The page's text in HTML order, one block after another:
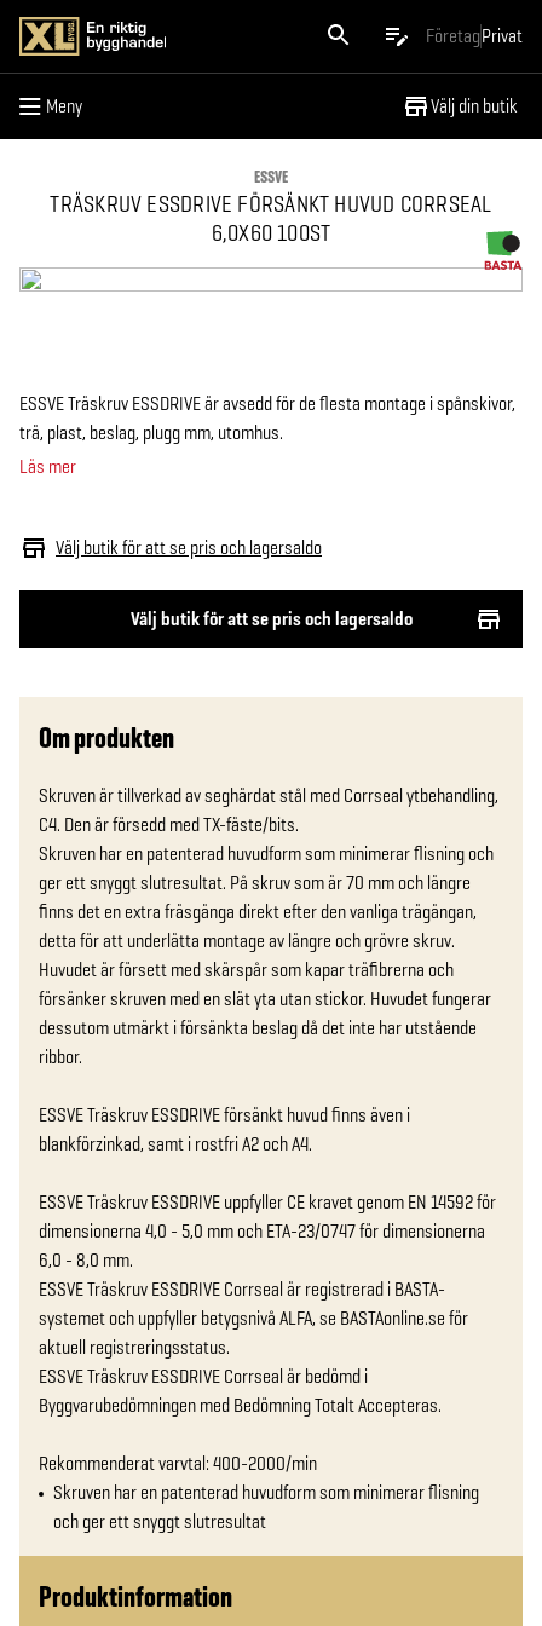
FöretagPrivat
Meny Välj din butik
Meny
ESSVE
TRÄSKRUV ESSDRIVE FÖRSÄNKT HUVUD CORRSEAL
6,0X60 100ST
Välj butik för att se pris och lagersaldo
Välj butik för att se pris och lagersaldo
ESSVE Träskruv ESSDRIVE är avsedd för de flesta montage i spånskivor,
trä, plast, beslag, plugg mm, utomhus.
Läs mer
Om produkten
Skruven är tillverkad av seghärdat stål med Corrseal ytbehandling,
C4. Den är försedd med TX-fäste/bits.
Skruven har en patenterad huvudform som minimerar flisning och
ger ett snyggt slutresultat. På skruv som är 70 mm och längre
finns det en extra fräsgänga direkt efter den vanliga trägängan,
detta för att underlätta montage av längre och grövre skruv.
Huvudet är försett med skärspår som kapar träfibrerna och
försänker skruven med en slät yta utan stickor. Huvudet fungerar
dessutom utmärkt i försänkta beslag då det inte har utstående
ribbor.
ESSVE Träskruv ESSDRIVE försänkt huvud finns även i
blankförzinkad, samt i rostfri A2 och A4.
ESSVE Träskruv ESSDRIVE uppfyller CE kravet genom EN 14592 för
dimensionerna 4,0 - 5,0 mm och ETA-23/0747 för dimensionerna
6,0 - 8,0 mm.
ESSVE Träskruv ESSDRIVE Corrseal är registrerad i BASTA-
systemet och uppfyller betygsnivå ALFA, se BASTAonline.se för
aktuell registreringsstatus.
ESSVE Träskruv ESSDRIVE Corrseal är bedömd i
Byggvarubedömningen med Bedömning Totalt Accepteras.
Rekommenderat varvtal: 400-2000/min
Skruven har en patenterad huvudform som minimerar flisning
och ger ett snyggt slutresultat
Produktinformation